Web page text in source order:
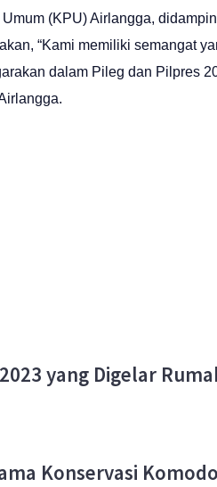
(KPU) Airlangga,
“Kami memiliki semangat
dalam Pileg dan Pilpres
yang Digelar
Konservasi